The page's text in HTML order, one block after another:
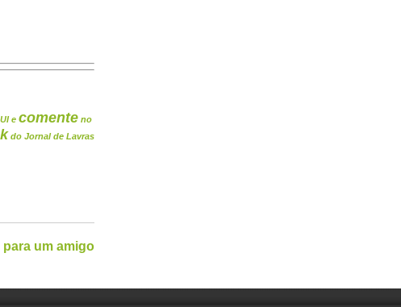
e comente no
do Jornal de Lavras
para um amigo